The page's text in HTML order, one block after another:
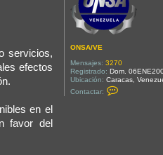
ONSA/VE
Mensajes: 3270
Registrado: Dom.
Ubicación: Caracas,
Contactar:
servicios,
efectos
en el
favor del